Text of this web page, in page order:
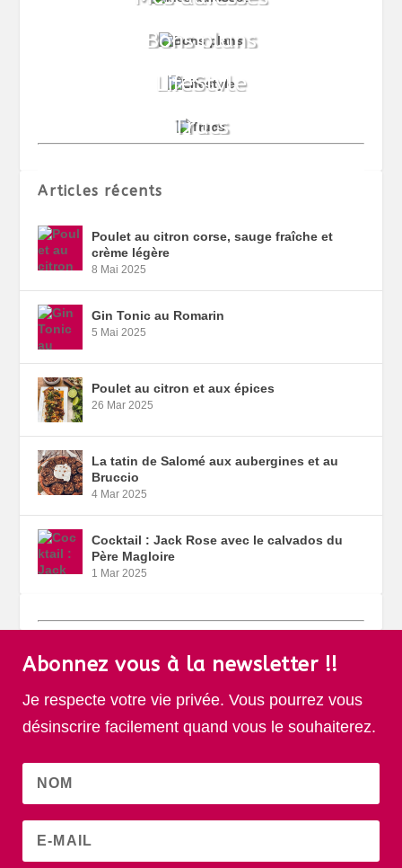
Articles récents
Poulet au citron corse, sauge fraîche et
crème légère
8 Mai 2025
Gin Tonic au Romarin
5 Mai 2025
Poulet au citron et aux épices
26 Mar 2025
La tatin de Salomé aux aubergines et au
Bruccio
4 Mar 2025
Cocktail : Jack Rose avec le calvados du
Père Magloire
1 Mar 2025
Abonnez vous à la newsletter !!
Je respecte votre vie privée. Vous pourrez vous
désinscrire facilement quand vous le souhaiterez.